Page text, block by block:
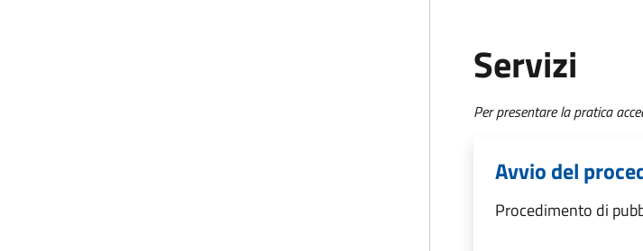
Servizi
Per presentare la pratica
Avvio del
Procedimento di